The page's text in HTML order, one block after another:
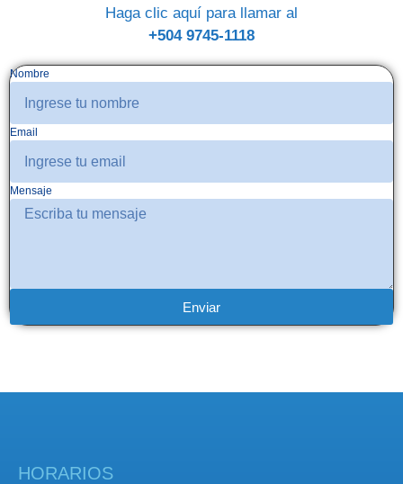
Haga clic aquí para llamar al
+504 9745-1118
Nombre
Email
Mensaje
Enviar
HORARIOS